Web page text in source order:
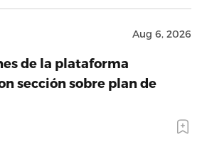
Aug 6, 2026
de la plataforma
sección sobre plan de